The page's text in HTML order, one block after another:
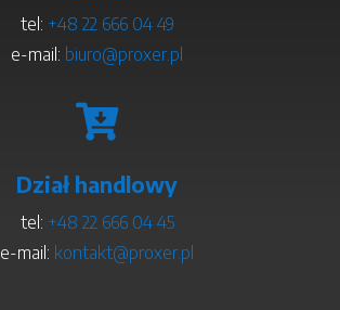
tel: +48 22 666 04 49
e-mail: biuro@proxer.pl

Dział handlowy
tel: +48 22 666 04 45
e-mail: kontakt@proxer.pl